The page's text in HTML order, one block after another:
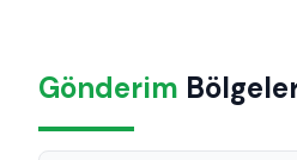
Gönderim